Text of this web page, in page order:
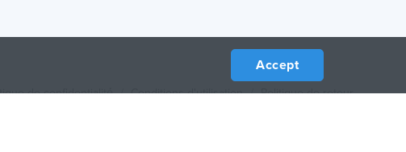
de confidentialité / Conditions d'utilisation / Politique de retour
Accept